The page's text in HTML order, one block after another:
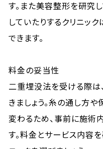
す。また美容整形を研究
していたりするクリニッ
できます。
料金の妥当性
二重埋没法を受ける際は
きましょう。糸の通し方
変わるため、事前に施術
す。料金とサービス内容